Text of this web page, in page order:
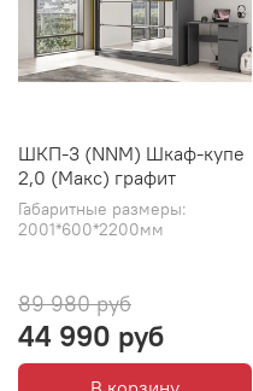
ШКП-3 (NNM) Шкаф-купе
2,0 (Макс) графит
Габаритные размеры:
2001*600*2200мм
89 980 руб
44 990 руб